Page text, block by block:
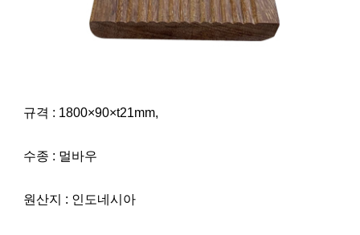
규격 : 1800×90×t21mm,
수종 : 멀바우
원산지 : 인도네시아